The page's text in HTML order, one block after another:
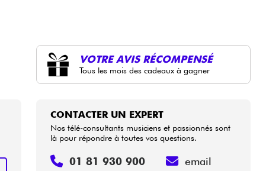
• Star'SMusicLILLE
• Star'SMusicLYON
• Star'SMusicTOULOUSE
VOTRE AVIS RÉCOMPENSÉ
Tous les mois des cadeaux à gagner
CONTACTER UN EXPERT
Nos télé-consultants musiciens et passionnés sont
là pour répondre à toutes vos questions.
01 81 930 900 email